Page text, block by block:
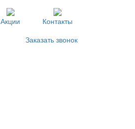
Акции
Контакты
Заказать звонок